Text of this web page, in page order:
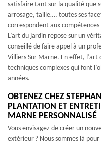
satisfaire tant sur la qualité que
arrosage, taille…, toutes ses
correspondent aux
L’art du jardin repose sur un
conseillé de faire appel à un
Villiers Sur Marne. En effet, l’art
techniques complexes qui font
années.
OBTENEZ CHEZ
PLANTATION ET
MARNE PERSONNALISÉ
Vous envisagez de créer un
extérieur ? Nous sommes là